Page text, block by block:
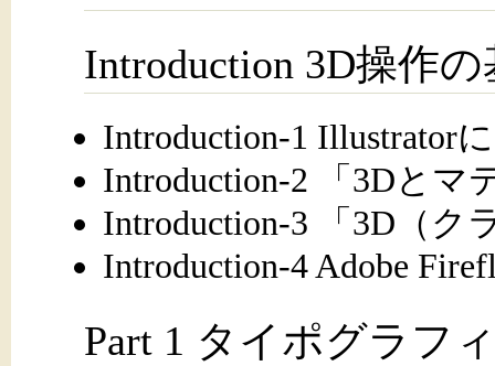
Introduction 3D操作
Introduction-1 Illustrator
Introduction-2 「3Dとマ
Introduction-3 「3D（ク
Introduction-4 Adobe
Part 1 タイポグラフ